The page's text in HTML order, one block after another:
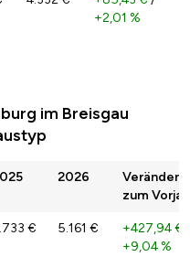
+2,01 %
im Breisgau
2026
zum
€ 5.161 € +427,94 €
+9,04 %